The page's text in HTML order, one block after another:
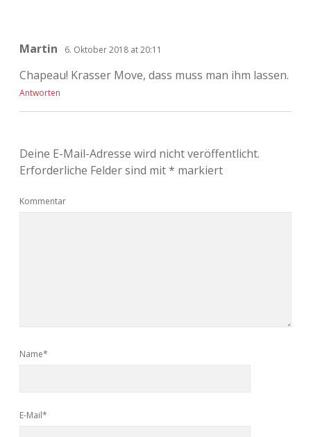
Martin 6. Oktober 2018 at 20:11
Chapeau! Krasser Move, dass muss man ihm lassen.
Antworten
Deine E-Mail-Adresse wird nicht veröffentlicht.
Erforderliche Felder sind mit* markiert
Kommentar
Name*
E-Mail*